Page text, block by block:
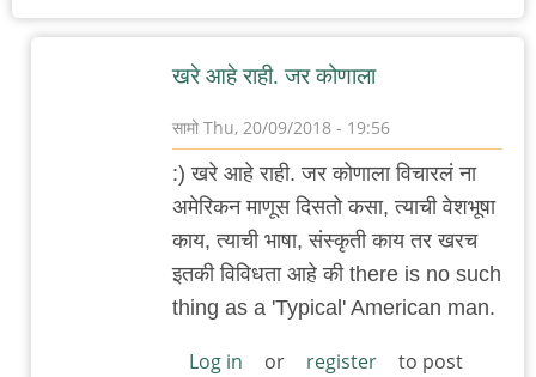
खरे आहे राही. जर कोणाला
सामो Thu, 20/09/2018 - 19:56
reply
आवडलं
by
:) खरे आहे राही. जर कोणाला विचारलं ना
अमेरिकन माणूस दिसतो कसा, त्याची वेशभूषा
काय, त्याची भाषा, संस्कृती काय तर खरच
इतकी विविधता आहे की there is no such
thing as a 'Typical' American man.
Log in or register
to post